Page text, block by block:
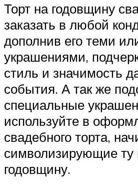
Торт на годовщину
заказать в любой
дополнив его теми
украшениями,
стиль и значимость
события. А так же
специальные
используйте в
свадебного торта,
символизирующие
годовщину.